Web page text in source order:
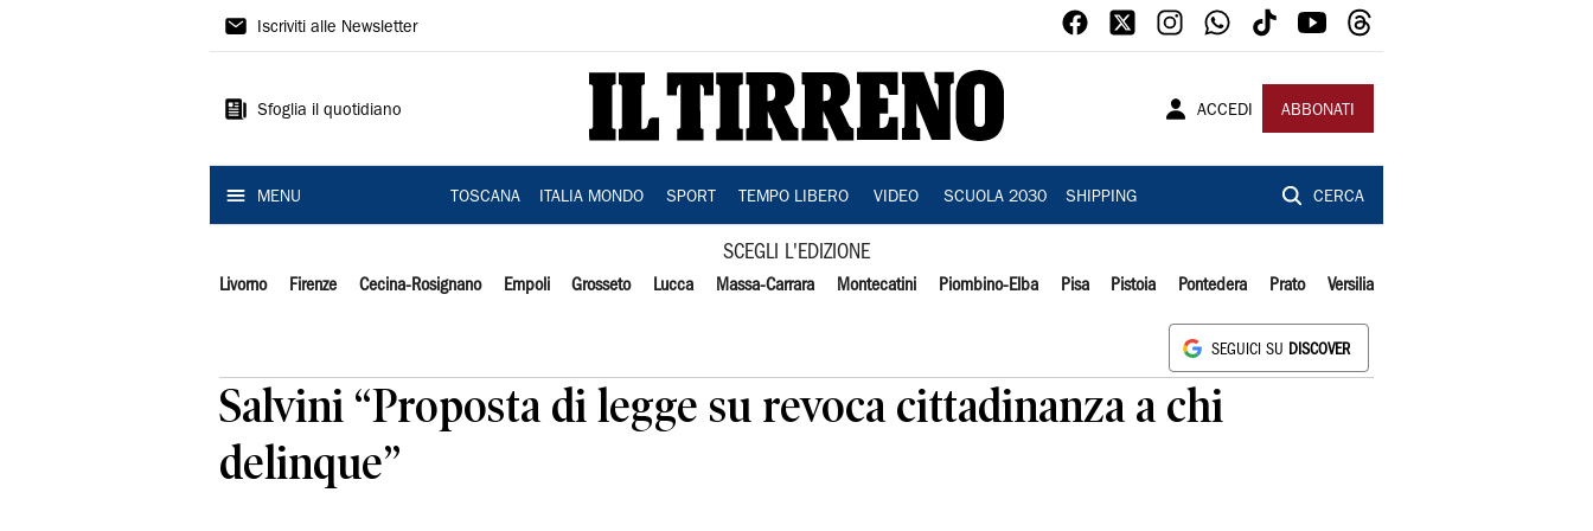
Il
Iscriviti alle Newsletter
Sfoglia il quotidiano ACCEDI ABBONATI
MENU TOSCANA ITALIA MONDO SPORT TEMPO LIBERO VIDEO SCUOLA 2030 SHIPPING CERCA
SCEGLI L'EDIZIONE
Livorno Firenze Cecina-Rosignano Empoli Grosseto Lucca Massa-Carrara Montecatini Piombino-Elba Pisa Pistoia Pontedera Prato Versilia
SEGUICI SU DISCOVER
Salvini “Proposta di legge su revoca cittadinanza a chi
delinque”